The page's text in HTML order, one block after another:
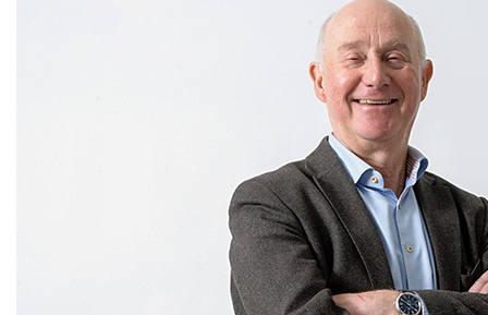
stycken inklusive två PPM-